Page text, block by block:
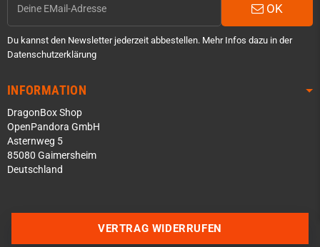
OK
Du kannst den Newsletter jederzeit abbestellen. Mehr Infos dazu in der
Datenschutzerklärung
INFORMATION
DragonBox Shop
OpenPandora GmbH
Asternweg 5
85080 Gaimersheim
Deutschland
VERTRAG WIDERRUFEN